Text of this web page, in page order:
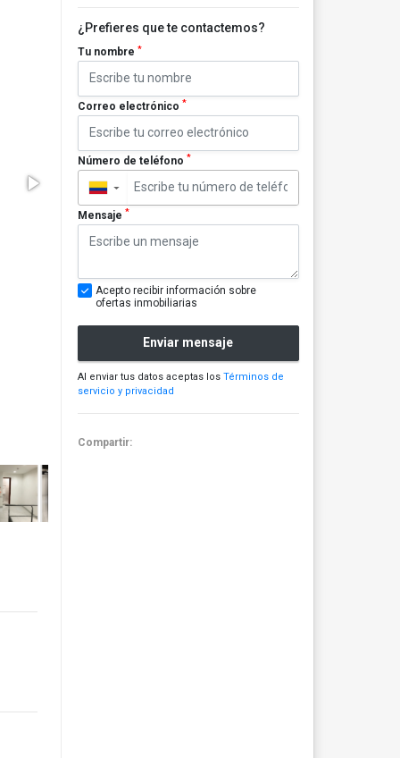
¿Prefieres que te contactemos?
Tu nombre *
Correo electrónico *
Número de teléfono *
▼
Mensaje *
Acepto recibir información sobre
ofertas inmobiliarias
Enviar mensaje
Al enviar tus datos aceptas los Términos de
servicio y privacidad
Compartir: